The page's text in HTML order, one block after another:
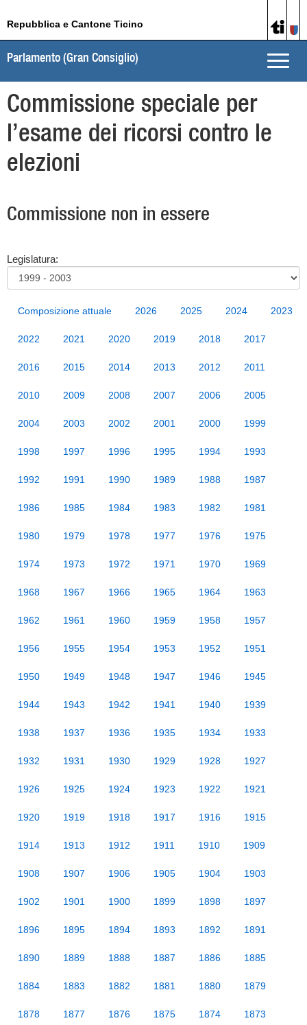
Repubblica e Cantone Ticino
Toggle
Parlamento (Gran Consiglio)
Commissione speciale per
l’esame dei ricorsi contro le
elezioni
Commissione non in essere
Legislatura:
Composizione attuale 2026 2025 2024 2023
2022 2021 2020 2019 2018 2017
2016 2015 2014 2013 2012 2011
2010 2009 2008 2007 2006 2005
2004 2003 2002 2001 2000 1999
1998 1997 1996 1995 1994 1993
1992 1991 1990 1989 1988 1987
1986 1985 1984 1983 1982 1981
1980 1979 1978 1977 1976 1975
1974 1973 1972 1971 1970 1969
1968 1967 1966 1965 1964 1963
1962 1961 1960 1959 1958 1957
1956 1955 1954 1953 1952 1951
1950 1949 1948 1947 1946 1945
1944 1943 1942 1941 1940 1939
1938 1937 1936 1935 1934 1933
1932 1931 1930 1929 1928 1927
1926 1925 1924 1923 1922 1921
1920 1919 1918 1917 1916 1915
1914 1913 1912 1911 1910 1909
1908 1907 1906 1905 1904 1903
1902 1901 1900 1899 1898 1897
1896 1895 1894 1893 1892 1891
1890 1889 1888 1887 1886 1885
1884 1883 1882 1881 1880 1879
1878 1877 1876 1875 1874 1873